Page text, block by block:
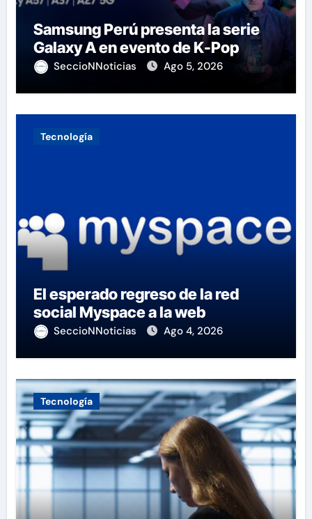
Samsung Perú presenta la serie
Galaxy A en evento de K-Pop
SeccioNNoticias Ago 5, 2026
Tecnología
El esperado regreso de la red
social Myspace a la web
SeccioNNoticias Ago 4, 2026
Tecnología